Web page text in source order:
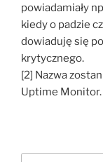
powiadamiały
kiedy o padzie
dowiaduję się
krytycznego.
[2] Nazwa
Uptime Monitor.